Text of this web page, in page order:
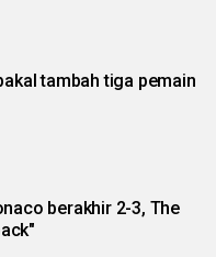
tambah tiga pemain
berakhir 2-3, The